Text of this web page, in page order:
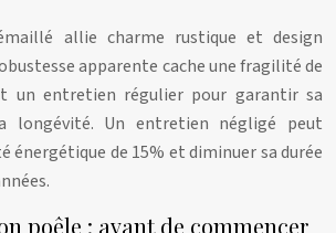
allie charme rustique et design
apparente cache une fragilité de
un entretien régulier pour garantir sa
longévité. Un entretien négligé peut
énergétique de 15% et diminuer sa durée
poêle : avant de commencer